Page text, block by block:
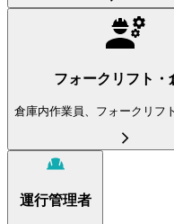
フォークリフト・
倉庫内作業員、フォークリフ
運行管理者